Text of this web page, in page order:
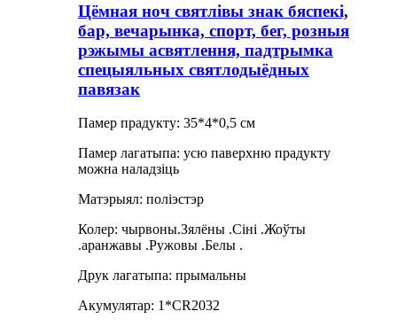
Цёмная ноч святлівы знак бяспекі,
бар, вечарынка, спорт, бег, розныя
рэжымы асвятлення, падтрымка
спецыяльных святлодыёдных
павязак
Памер прадукту: 35*4*0,5 см
Памер лагатыпа: усю паверхню прадукту
можна наладзіць
Матэрыял: поліэстэр
Колер: чырвоны.Зялёны .Сіні .Жоўты
.аранжавы .Ружовы .Белы .
Друк лагатыпа: прымальны
Акумулятар: 1*CR2032